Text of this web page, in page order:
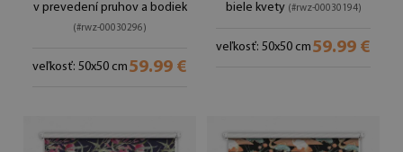
v prevedení pruhov a bodiek
(#rwz-00030296)
veľkosť: 50x50 cm 59.99 €
biele kvety (#rwz-00030194)
veľkosť: 50x50 cm 59.99 €